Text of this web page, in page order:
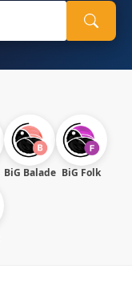
BiG Balade BiG Folk